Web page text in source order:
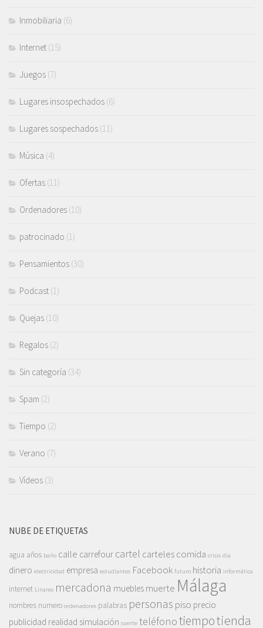
Inmobiliaria (6)
Internet (15)
Juegos (7)
Lugares insospechados (6)
Lugares sospechados (11)
Música (4)
Ofertas (11)
Ordenadores (10)
patrocinado (1)
Pensamientos (30)
Podcast (1)
Quejas (10)
Regalos (2)
Sin categoría (34)
Spam (2)
Tiempo (2)
Verano (7)
Vídeos (3)
NUBE DE ETIQUETAS
agua años baño calle carrefour cartel cartelescomida crisis dia
dinero electricidad empresa estudiantes Facebook futuro historia informática
internet Linares mercadona muebles muerte Málaga
nombres numero ordenadores palabras personas piso precio
publicidad realidad simulación suerte teléfonotiempotienda